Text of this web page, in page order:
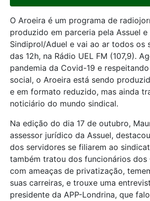
O Aroeira é um programa de
produzido em parceria pela Assuel e
Sindiprol/Aduel e vai ao ar todos os
das 12h, na Rádio UEL FM (107,9).
pandemia da Covid-19 e
social, o Aroeira está sendo
e em formato reduzido, mas ainda
noticiário do mundo sindical.
Na edição do dia 17 de outubro,
assessor jurídico da Assuel,
dos servidores se filiarem ao
também tratou dos funcionários dos
com ameaças de privatização,
suas carreiras, e trouxe uma
presidente da APP-Londrina, que